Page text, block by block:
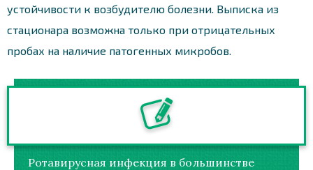
устойчивости к возбудителю болезни. Выписка из
стационара возможна только при отрицательных
пробах на наличие патогенных микробов.
Ротавирусная инфекция в большинстве